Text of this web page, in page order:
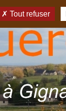
Tout refuser